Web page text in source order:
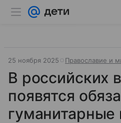
25 ноября 2025 Православие и
В российских
появятся